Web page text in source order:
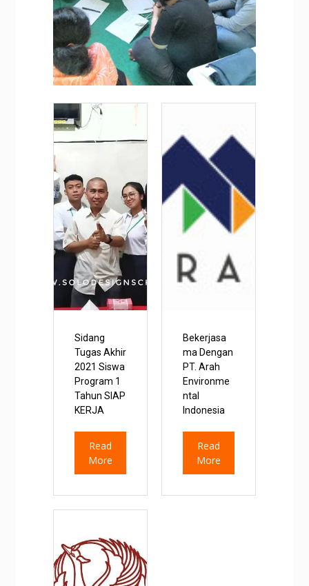
Sidang
Tugas Akhir
2021 Siswa
Program 1
Tahun SIAP
KERJA
Read
More
Bekerjasa
ma Dengan
PT. Arah
Environme
ntal
Indonesia
Read
More